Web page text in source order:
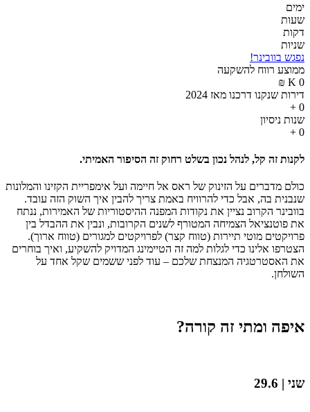
ימים
שעות
דקות
שניות
נפגש בוובינר!
ממוצע רווח להשקעה
K 0
₪
דירות שנקנו דרכנו מאז 2024
0
+
שנות ניסיון
0
+
לקנות זה קל, לנהל נכון בשלט רחוק זה הסיפור האמיתי.
כולם מדברים על הזינוק של ראס אל חיימה ועל אימפריית הקזינו והמלונות
שנבנית בה, אבל כדי להרוויח באמת צריך להבין איך השוק הזה עובד.
בוובינר הקרוב נציין את נקודות המפנה ההיסטוריות של האמירות, ננתח
את פוטנציאל הצמיחה המטורף לשנים הקרובות, ונבין את ההבדל בין
פרויקטים מוטי תיירות (טווח קצר) לפרויקטים למגורים (טווח ארוך).
הצטרפו אלינו כדי לגלות למה זה הטיימינג המדויק להשקיע, ואיך בוחרים
את האסטרטגיה המנצחת שלכם – עוד לפני ששמים שקל אחד על
השולחן.
איפה ומתי זה קורה?
שני | 29.6